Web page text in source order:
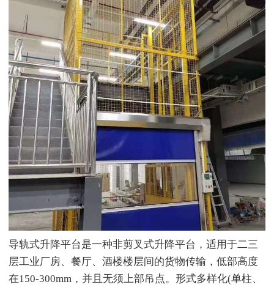
导轨式升降平台是一种非剪叉式升降平台，适用于二三
层工业厂房、餐厅、酒楼楼层间的货物传输，低部高度
在150-300mm，并且无须上部吊点。形式多样化(单柱、